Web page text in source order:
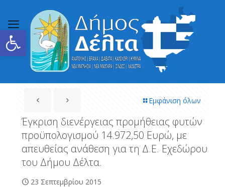
Ανοίξτε τη γραμμή εργαλείων
Εμφάνιση όλων
Έγκριση διενέργειας προμήθειας φυτών
προϋπολογισμού 14.972,50 Ευρώ, με
απευθείας ανάθεση για τη Δ.Ε. Εχεδώρου
του Δήμου Δέλτα.
23 Σεπτεμβρίου 2015